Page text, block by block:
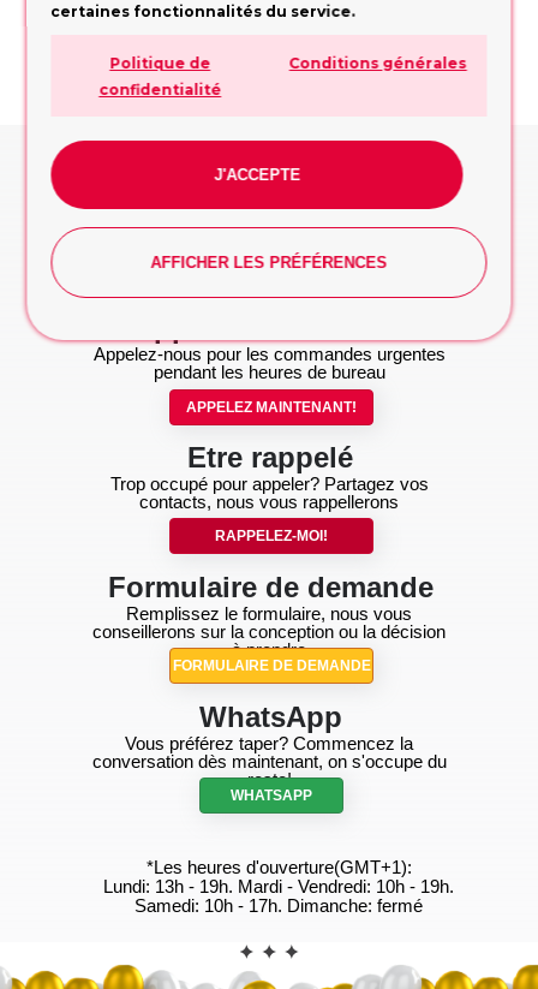
ÉTAPE 2. Avez-vous une préférence en
pour elle
pour lui
famille
ÉTAPE 4. Quel est votre budget?
300
ÉTAPE 5. Votre nom, numéro de
téléphone et email
+7
Suivant
certaines fonctionnalités du service.
Politique de
confidentialité
Conditions générales
J'ACCEPTE
AFFICHER LES PRÉFÉRENCES